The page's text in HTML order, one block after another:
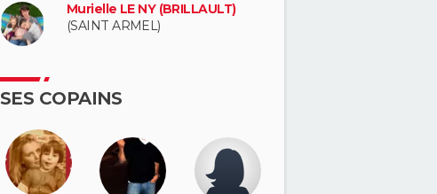
Murielle LE NY (BRILLAULT)
(SAINT ARMEL)
SES COPAINS